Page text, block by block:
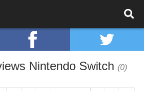
Nintendo Switch (0)